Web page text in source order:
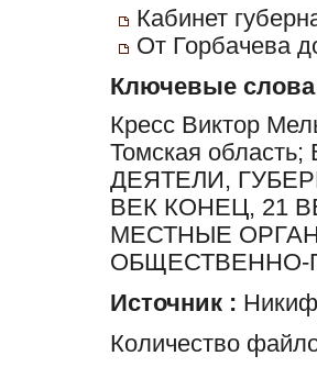
Кабинет
От Горбачева
Ключевые слова
Кресс Виктор
Томская
ДЕЯТЕЛИ,
ВЕК КОНЕЦ, 21
МЕСТНЫЕ
ОБЩЕСТВЕННО-
Источник :
Количество